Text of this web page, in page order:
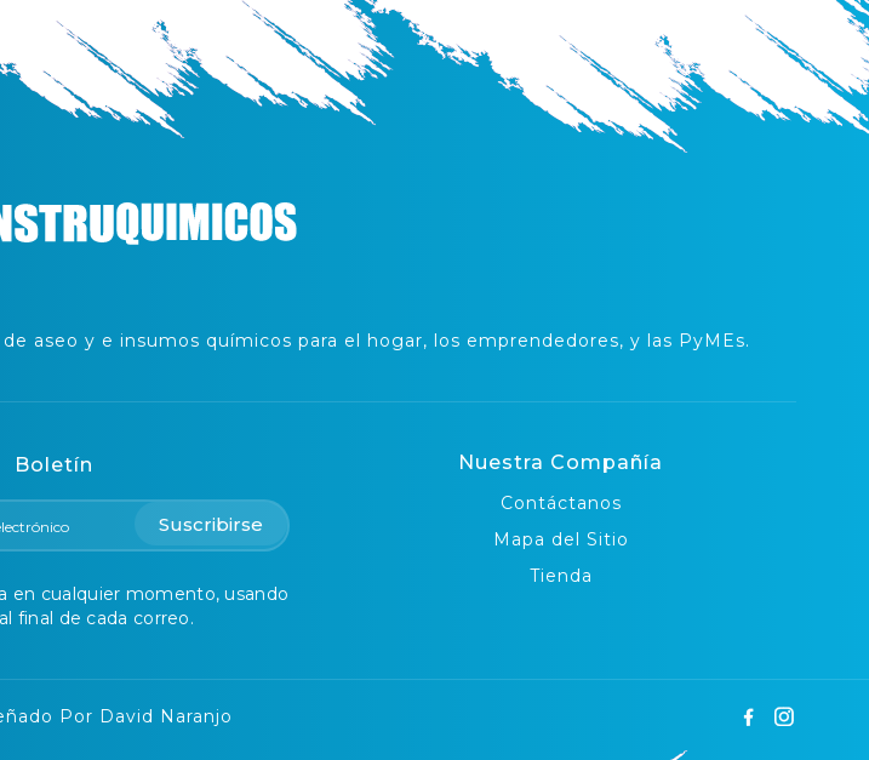
aseo y e insumos químicos para el hogar, los emprendedores, y las PyMEs.
Boletín
Suscribirse
en cualquier momento, usando
final de cada correo.
Nuestra Compañía
Contáctanos
Mapa del Sitio
Tienda
Por David Naranjo